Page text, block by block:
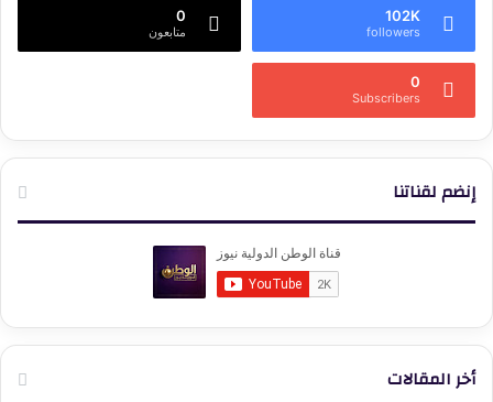
102K
followers
0
متابعون
0
Subscribers
إنضم لقناتنا
أخر المقالات